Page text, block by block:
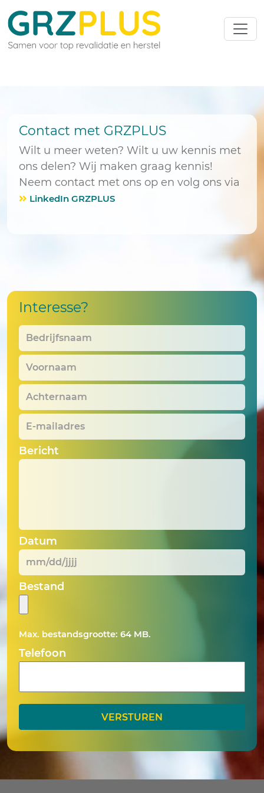
Contact met GRZPLUS
Wilt u meer weten? Wilt u uw kennis met
ons delen? Wij maken graag kennis!
Neem contact met ons op en volg ons via
LinkedIn GRZPLUS
Interesse?
Bedrijfsnaam
Voornaam
Achternaam
E-
mailadres *
Bericht
Datum
MM
slash
DD
slash
JJJJ
Bestand
Max. bestandsgrootte: 64 MB.
Telefoon